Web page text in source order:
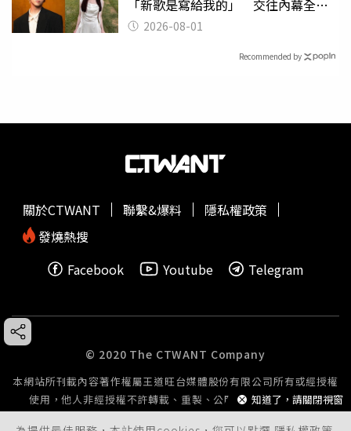
「新歌是寫給我的」 交往內幕全說
了 2026-08-01
Recommended by
知道了，請關閉視窗
關於CTWANT 聯繫&爆料
隱私權政策
發燒熱搜
Facebook
Youtube Telegram
© 2020 The CTWANT Company
本網站所刊載內容著作權屬王道旺台媒體股份有限公司所有或經授權
使用，他人非經授權不許轉載、重製、公開播送或公開傳輸。